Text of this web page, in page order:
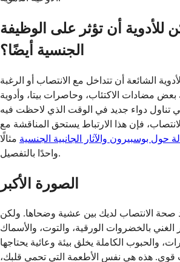
للأدوية أن تؤثر على الوظيفة
الجنسية أيضًا؟
الشائعة أن تتداخل مع الانتصاب أو الرغبة
بعض مضادات الاكتئاب، وحاصرات بيتا، وأدوية
في تناول دواء جديد في الوقت الذي لاحظت فيه
فإن هذا الارتباط يستحق المناقشة مع
حول بوسبيرون والآثار الجانبية الجنسية مثالًا
واحدًا بالتفصيل.
الصورة الأكبر
صحة الانتصاب لديك بين عشية وضحاها. ولكن
الغني بالخضروات الورقية، والتوت، والأسماك
والحبوب الكاملة يخلق بيئة وعائية يحتاجها
هذه هي نفس الأطعمة التي تحمي قلبك،